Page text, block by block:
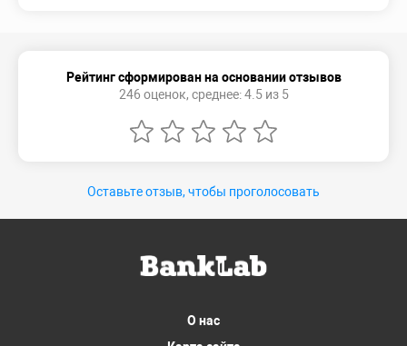
Рейтинг сформирован на основании отзывов
246 оценок, среднее: 4.5 из 5
Оставьте отзыв, чтобы проголосовать
О нас